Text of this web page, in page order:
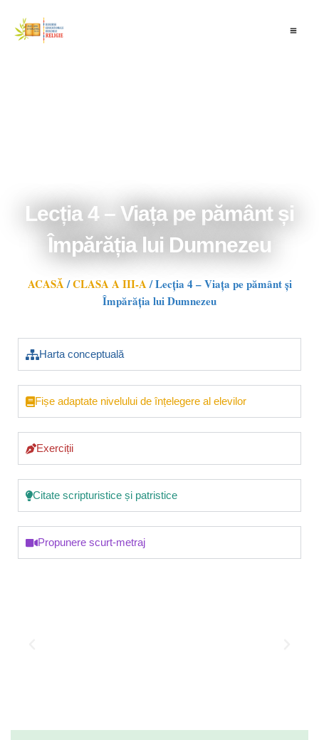
content
Lecția 4 – Viața pe pământ și
Împărăția lui Dumnezeu
ACASĂ/CLASA A III-A/Lecția 4 – Viața pe pământ și
Împărăția lui Dumnezeu
Harta conceptuală
Fișe adaptate nivelului de înțelegere al elevilor
Exerciții
Citate scripturistice și patristice
Propunere scurt-metraj